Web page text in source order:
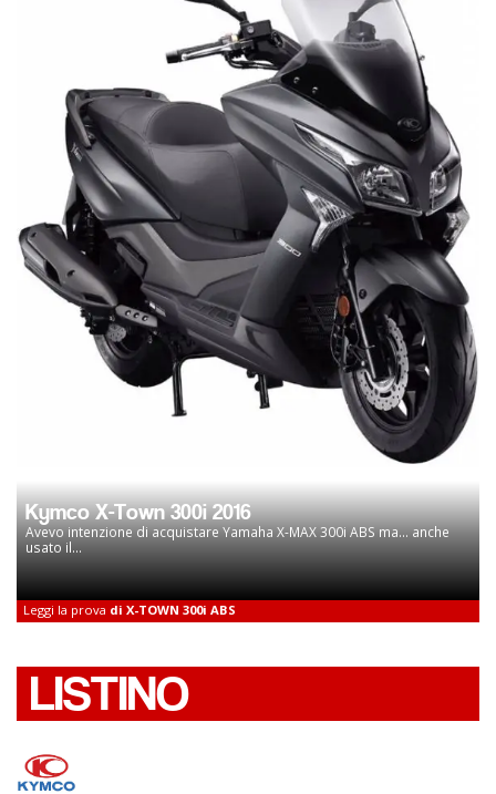
Kymco X-Town 300i 2016
Avevo intenzione di acquistare Yamaha X-MAX 300i ABS ma... anche
usato il...
Leggi la prova di X-TOWN 300i ABS
LISTINO